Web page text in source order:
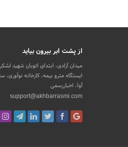
از پشت ابر بیرون بیاید
میدان آزادی، ابتدای اتوبان شهید
ایستگاه مترو بیمه، کارخانه نوآوری،
آوا، اخباررسمی
support@akhbarrasmi.com